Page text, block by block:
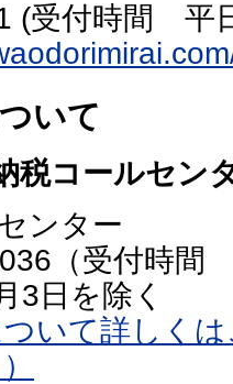
(受付時間 平
いて
税コールセン
ンター
（受付時間
日を除く
いて詳しく